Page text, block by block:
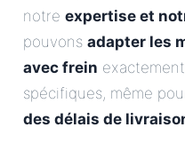
notre expertise et
pouvons adapter les
avec frein
spécifiques, même
des délais de